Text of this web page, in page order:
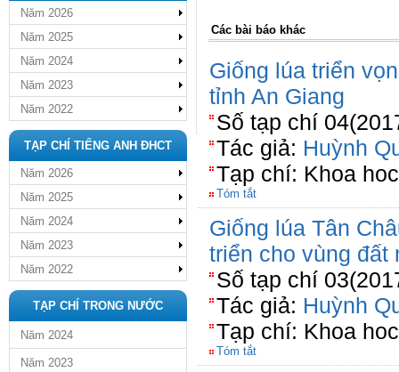
Năm 2026
Năm 2025
Năm 2024
Năm 2023
Năm 2022
TẠP CHÍ TIẾNG ANH ĐHCT
Năm 2026
Năm 2025
Năm 2024
Năm 2023
Năm 2022
TẠP CHÍ TRONG NƯỚC
Năm 2024
Năm 2023
Các bài báo khác
Giống lúa triển
tỉnh An Giang
Số tạp chí
Tác giả: Huỳnh
Tạp chí: Khoa
Tóm tắt
Giống lúa Tân
triển cho vùng đất
Số tạp chí
Tác giả: Huỳnh
Tạp chí: Khoa
Tóm tắt